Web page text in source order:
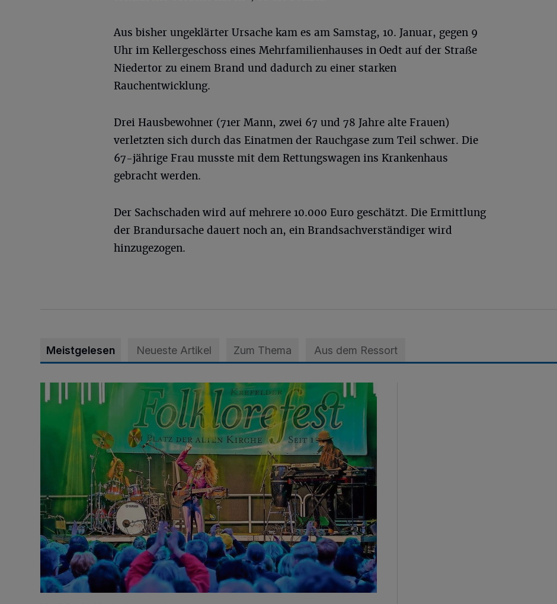
Aus bisher ungeklärter Ursache kam es am Samstag, 10. Januar, gegen 9
Uhr im Kellergeschoss eines Mehrfamilienhauses in Oedt auf der Straße
Niedertor zu einem Brand und dadurch zu einer starken
Rauchentwicklung.
Drei Hausbewohner (71er Mann, zwei 67 und 78 Jahre alte Frauen)
verletzten sich durch das Einatmen der Rauchgase zum Teil schwer. Die
67-jährige Frau musste mit dem Rettungswagen ins Krankenhaus
gebracht werden.
Der Sachschaden wird auf mehrere 10.000 Euro geschätzt. Die Ermittlung
der Brandursache dauert noch an, ein Brandsachverständiger wird
hinzugezogen.
Meistgelesen Neueste Artikel Zum Thema Aus dem Ressort
Folklorefest Krefeld – „Frauen dieser Welt“